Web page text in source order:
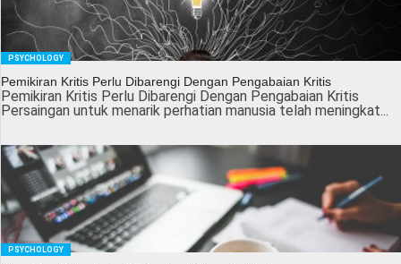
PSYCHOLOGY
Pemikiran Kritis Perlu Dibarengi Dengan Pengabaian Kritis
Pemikiran Kritis Perlu Dibarengi Dengan Pengabaian Kritis
Persaingan untuk menarik perhatian manusia telah meningkat...
PSYCHOLOGY